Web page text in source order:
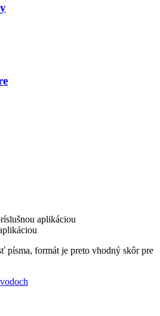
aplikáciou
písma, formát je preto vhodný skôr pre